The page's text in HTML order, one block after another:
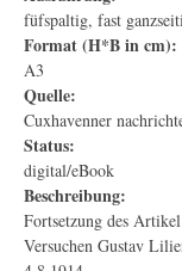
füfspaltig, fast
Format (H*B in cm):
A3
Quelle:
Cuxhavenner
Status:
digital/eBook
Beschreibung:
Fortsetzung des
Versuchen Gustav